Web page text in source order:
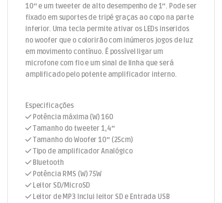
10″ e um tweeter de alto desempenho de 1″. Pode ser
fixado em suportes de tripé graças ao copo na parte
inferior. Uma tecla permite ativar os LEDs inseridos
no woofer que o colorirão com inúmeros jogos de luz
em movimento contínuo. É possível ligar um
microfone com fio e um sinal de linha que será
amplificado pelo potente amplificador interno.
Especificações
Potência máxima (W) 160
Tamanho do tweeter 1,4″
Tamanho do Woofer 10″ (25cm)
Tipo de amplificador Analógico
Bluetooth
Potência RMS (W) 75W
Leitor SD/MicroSD
Leitor de MP3 Inclui leitor SD e Entrada USB